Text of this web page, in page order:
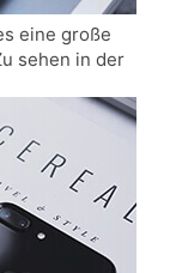
eine große
sehen in der